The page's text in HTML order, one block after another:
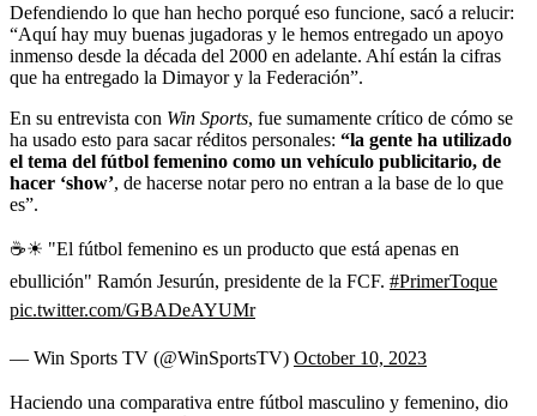
Defendiendo lo que han hecho porqué eso funcione, sacó a relucir:
“Aquí hay muy buenas jugadoras y le hemos entregado un apoyo
inmenso desde la década del 2000 en adelante. Ahí están la cifras
que ha entregado la Dimayor y la Federación”.
En su entrevista con Win Sports, fue sumamente crítico de cómo se
ha usado esto para sacar réditos personales: “la gente ha utilizado
el tema del fútbol femenino como un vehículo publicitario, de
hacer ‘show’, de hacerse notar pero no entran a la base de lo que
es”.
☕☀ "El fútbol femenino es un producto que está apenas en
ebullición" Ramón Jesurún, presidente de la FCF. #PrimerToque
pic.twitter.com/GBADeAYUMr
— Win Sports TV (@WinSportsTV) October 10, 2023
Haciendo una comparativa entre fútbol masculino y femenino, dio